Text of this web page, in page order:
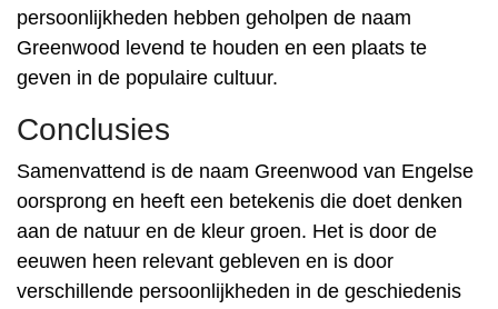
persoonlijkheden hebben geholpen de naam
Greenwood levend te houden en een plaats te
geven in de populaire cultuur.
Conclusies
Samenvattend is de naam Greenwood van Engelse
oorsprong en heeft een betekenis die doet denken
aan de natuur en de kleur groen. Het is door de
eeuwen heen relevant gebleven en is door
verschillende persoonlijkheden in de geschiedenis